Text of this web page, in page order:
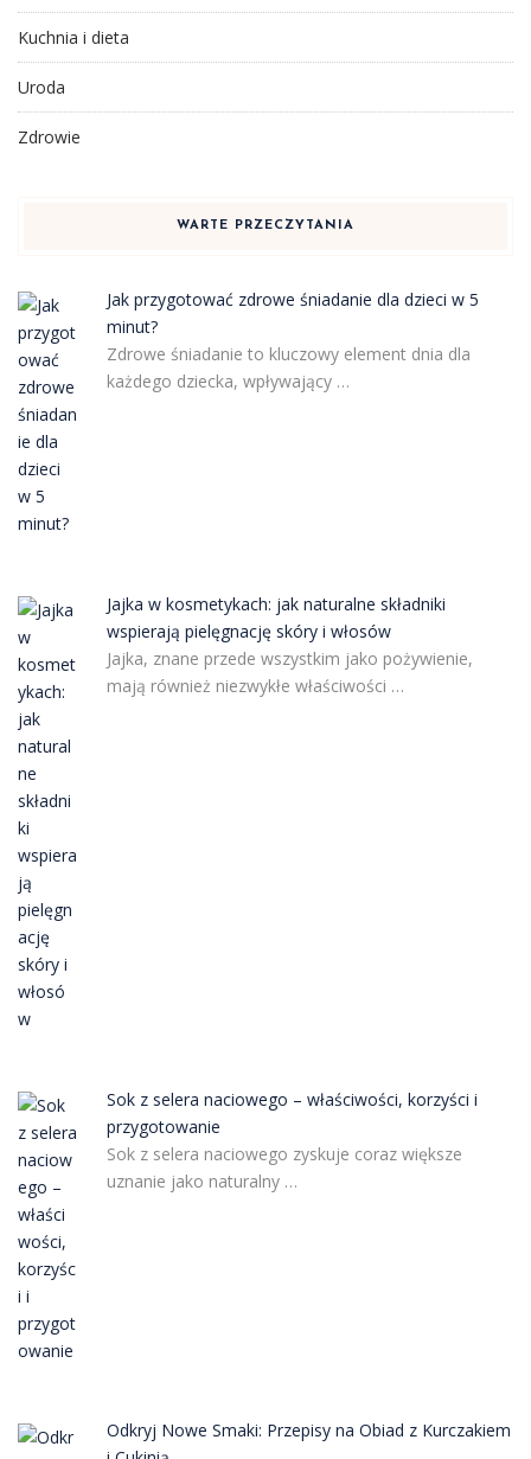
Kuchnia i dieta
Uroda
Zdrowie
WARTE PRZECZYTANIA
Jak przygotować zdrowe śniadanie dla dzieci w 5
minut?
Zdrowe śniadanie to kluczowy element dnia dla
każdego dziecka, wpływający …
Jajka w kosmetykach: jak naturalne składniki
wspierają pielęgnację skóry i włosów
Jajka, znane przede wszystkim jako pożywienie,
mają również niezwykłe właściwości …
Sok z selera naciowego – właściwości, korzyści i
przygotowanie
Sok z selera naciowego zyskuje coraz większe
uznanie jako naturalny …
Odkryj Nowe Smaki: Przepisy na Obiad z Kurczakiem